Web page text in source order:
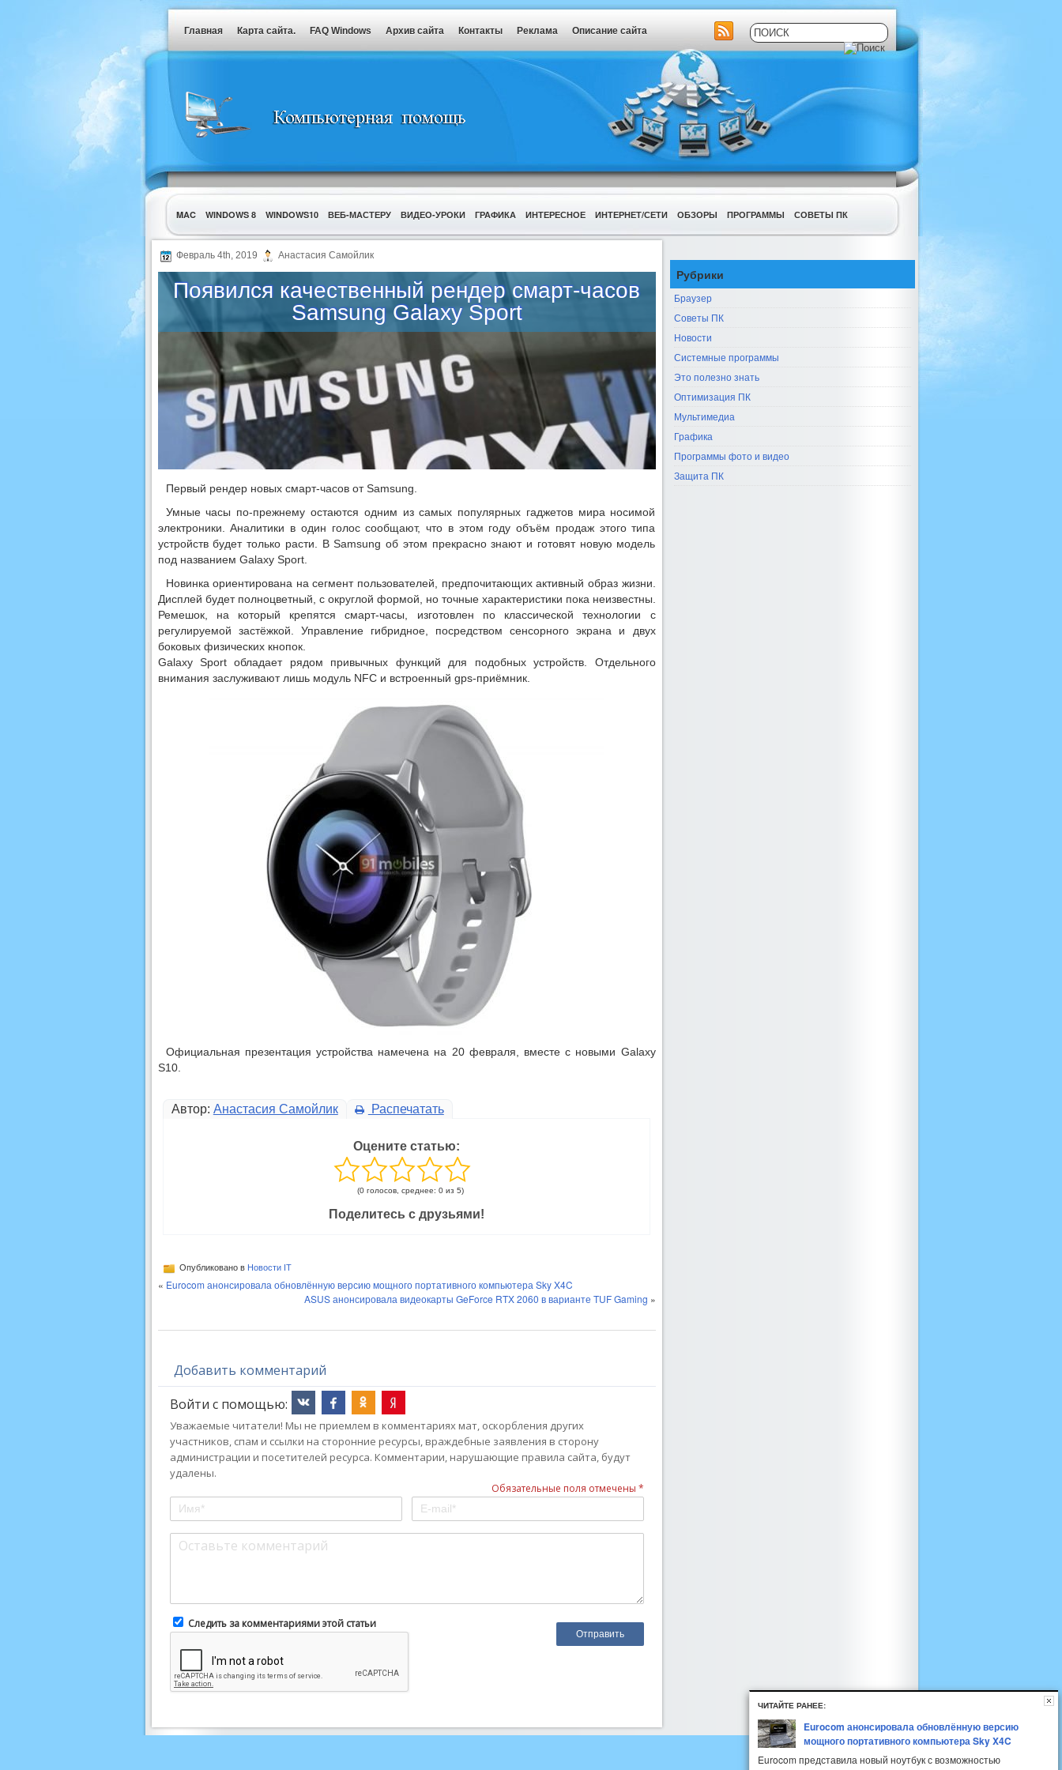
Главная Карта сайта. FAQ Windows Архив сайта Контакты Реклама Описание сайта
MAC WINDOWS 8 WINDOWS10 ВЕБ-МАСТЕРУ ВИДЕО-УРОКИ ГРАФИКА ИНТЕРЕСНОЕ ИНТЕРНЕТ/СЕТИ ОБЗОРЫ ПРОГРАММЫ СОВЕТЫ ПК
УТИЛИТЫ
Февраль 4th, 2019 Анастасия Самойлик
Появился качественный рендер смарт-часов
Samsung Galaxy Sport
Первый рендер новых смарт-часов от Samsung.
Умные часы по-прежнему остаются одним из самых популярных гаджетов мира носимой
электроники. Аналитики в один голос сообщают, что в этом году объём продаж этого типа
устройств будет только расти. В Samsung об этом прекрасно знают и готовят новую модель
под названием Galaxy Sport.
Новинка ориентирована на сегмент пользователей, предпочитающих активный образ жизни.
Дисплей будет полноцветный, с округлой формой, но точные характеристики пока неизвестны.
Ремешок, на который крепятся смарт-часы, изготовлен по классической технологии с
регулируемой застёжкой. Управление гибридное, посредством сенсорного экрана и двух
боковых физических кнопок.
Galaxy Sport обладает рядом привычных функций для подобных устройств. Отдельного
внимания заслуживают лишь модуль NFC и встроенный gps-приёмник.
Официальная презентация устройства намечена на 20 февраля, вместе с новыми Galaxy
S10.
Автор: Анастасия Самойлик Распечатать
Оцените статью:
(0 голосов, среднее: 0 из 5)
Поделитесь с друзьями!
Опубликовано в Новости IT
« Eurocom анонсировала обновлённую версию мощного портативного компьютера Sky X4C
ASUS анонсировала видеокарты GeForce RTX 2060 в варианте TUF Gaming »
Добавить комментарий
Войти с помощью:
Уважаемые читатели! Мы не приемлем в комментариях мат, оскорбления других
участников, спам и ссылки на сторонние ресурсы, враждебные заявления в сторону
администрации и посетителей ресурса. Комментарии, нарушающие правила сайта, будут
удалены.
Обязательные поля отмечены *
Следить за комментариями этой статьи
Рубрики
Браузер
Советы ПК
Новости
Системные программы
Это полезно знать
Оптимизация ПК
Мультимедиа
Графика
Программы фото и видео
Защита ПК
ЧИТАЙТЕ РАНЕЕ:
Eurocom анонсировала обновлённую версию
мощного портативного компьютера Sky X4C
Eurocom представила новый ноутбук с возможностью